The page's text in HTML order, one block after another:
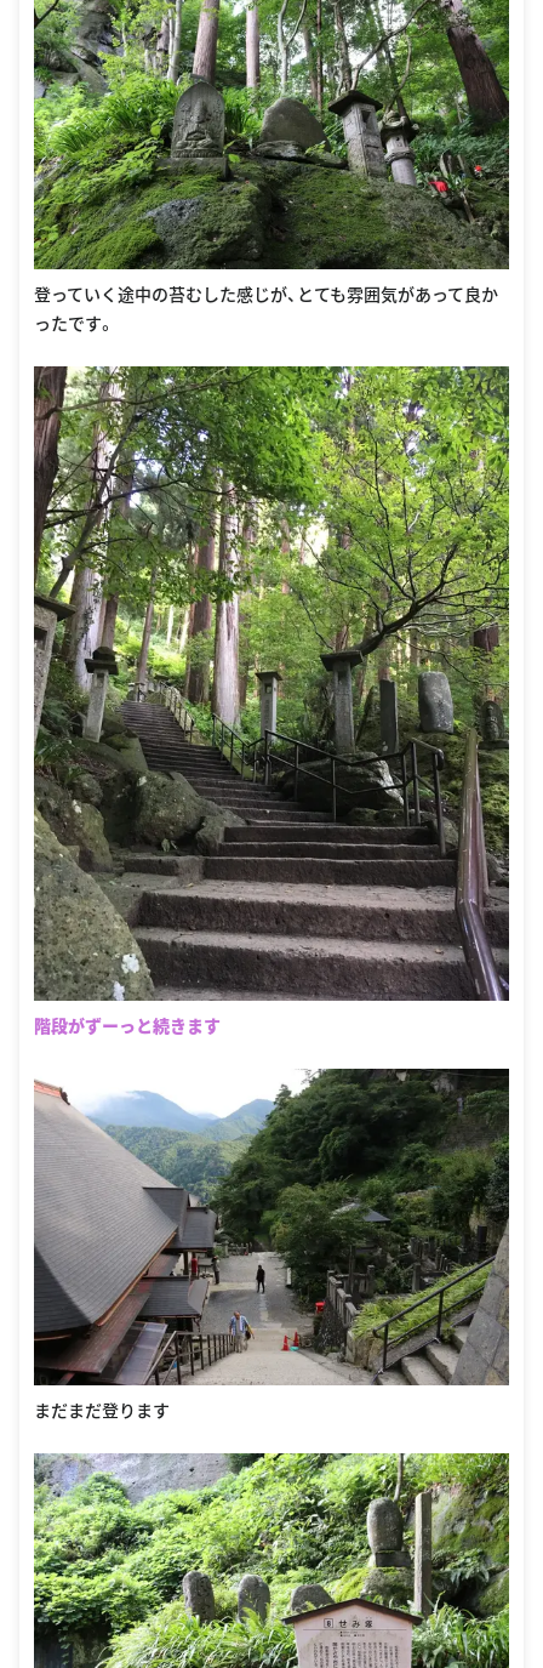
登っていく途中の苔むした感じが、とても雰囲気があって良か
ったです。
階段がずーっと続きます
まだまだ登ります